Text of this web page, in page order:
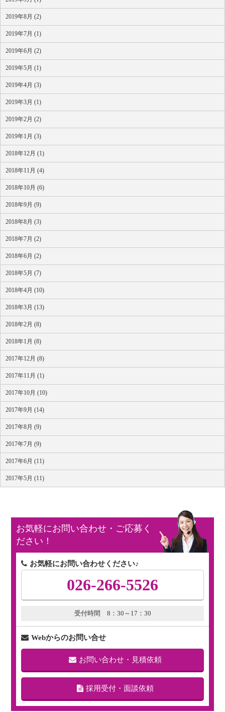
2019年8月 (2)
2019年7月 (1)
2019年6月 (2)
2019年5月 (1)
2019年4月 (3)
2019年3月 (1)
2019年2月 (2)
2019年1月 (3)
2018年12月 (1)
2018年11月 (4)
2018年10月 (6)
2018年9月 (9)
2018年8月 (3)
2018年7月 (2)
2018年6月 (2)
2018年5月 (7)
2018年4月 (10)
2018年3月 (13)
2018年2月 (8)
2018年1月 (8)
2017年12月 (8)
2017年11月 (1)
2017年10月 (10)
2017年9月 (14)
2017年8月 (9)
2017年7月 (9)
2017年6月 (11)
2017年5月 (11)
お気軽にお問い合わせ・ご応募く
ださい！
お気軽にお問い合わせください♪
026-266-5526
受付時間 8：30～17：30
Webからのお問い合せ
お問い合わせ・見積依頼
採用受付・面談依頼